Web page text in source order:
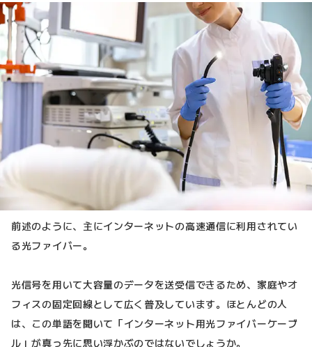
前述のように、主にインターネットの高速通信に利用されてい
る光ファイバー。
光信号を用いて大容量のデータを送受信できるため、家庭やオ
フィスの固定回線として広く普及しています。ほとんどの人
は、この単語を聞いて「インターネット用光ファイバーケーブ
ル」が真っ先に思い浮かぶのではないでしょうか。